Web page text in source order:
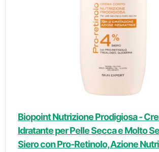
Biopoint Nutrizione Prodigiosa -
Idratante per Pelle Secca e Molto
Siero con Pro-Retinolo, Azione